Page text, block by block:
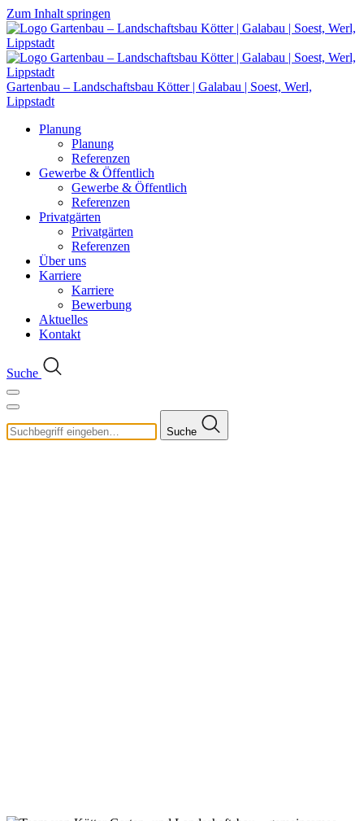
Zum Inhalt springen
Gartenbau – Landschaftsbau Kötter | Galabau | Soest, Werl,
Lippstadt
Planung
Planung
Referenzen
Gewerbe & Öffentlich
Gewerbe & Öffentlich
Referenzen
Privatgärten
Privatgärten
Referenzen
Über uns
Karriere
Karriere
Bewerbung
Aktuelles
Kontakt
Suche
Suche